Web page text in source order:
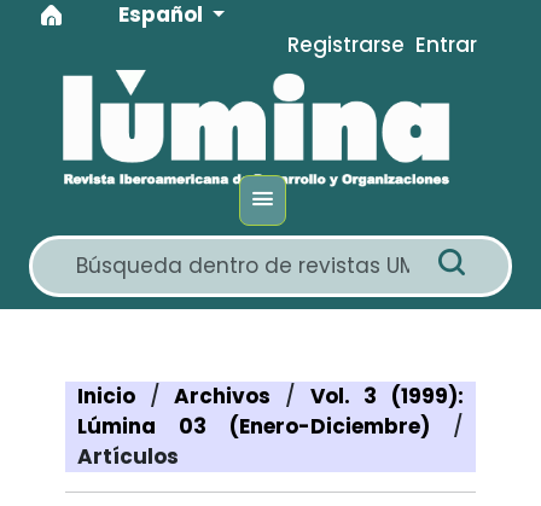
Ir al menú de navegación principal
Ir al contenido principal
Ir al pie de página del sitio
Idioma
Español
Registrarse Entrar
Inicio / Archivos / Vol. 3 (1999):
Lúmina 03 (Enero-Diciembre) /
Artículos